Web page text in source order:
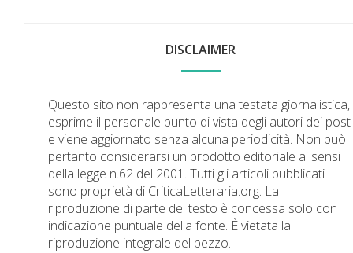
DISCLAIMER
Questo sito non rappresenta una testata giornalistica,
esprime il personale punto di vista degli autori dei post
e viene aggiornato senza alcuna periodicità. Non può
pertanto considerarsi un prodotto editoriale ai sensi
della legge n.62 del 2001. Tutti gli articoli pubblicati
sono proprietà di CriticaLetteraria.org. La
riproduzione di parte del testo è concessa solo con
indicazione puntuale della fonte. È vietata la
riproduzione integrale del pezzo.